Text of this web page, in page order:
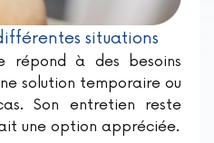
situations
répond à des besoins
solution temporaire ou
Son entretien reste
une option appréciée.